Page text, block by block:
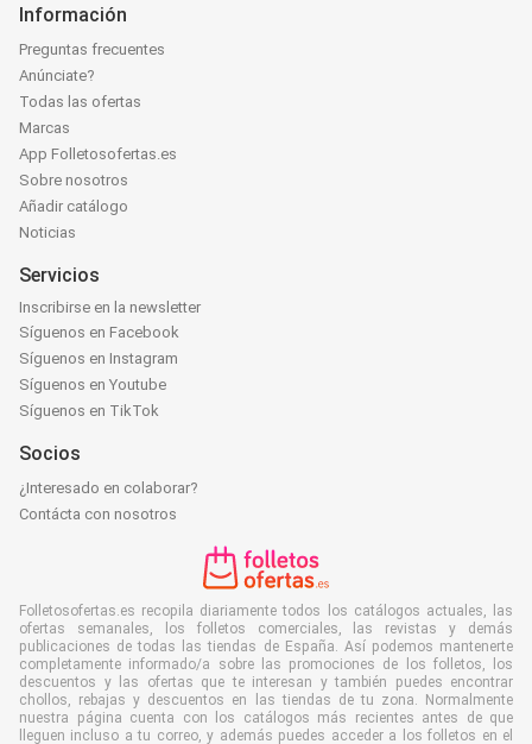
Información
Preguntas frecuentes
Anúnciate?
Todas las ofertas
Marcas
App Folletosofertas.es
Sobre nosotros
Añadir catálogo
Noticias
Servicios
Inscribirse en la newsletter
Síguenos en Facebook
Síguenos en Instagram
Síguenos en Youtube
Síguenos en TikTok
Socios
¿Interesado en colaborar?
Contácta con nosotros
Folletosofertas.es recopila diariamente todos los catálogos actuales, las
ofertas semanales, los folletos comerciales, las revistas y demás
publicaciones de todas las tiendas de España. Así podemos mantenerte
completamente informado/a sobre las promociones de los folletos, los
descuentos y las ofertas que te interesan y también puedes encontrar
chollos, rebajas y descuentos en las tiendas de tu zona. Normalmente
nuestra página cuenta con los catálogos más recientes antes de que
lleguen incluso a tu correo, y además puedes acceder a los folletos en el